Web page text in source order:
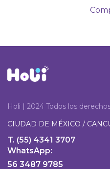
Holi | 2024 Todos los
CIUDAD DE MÉXICO /
T. (55) 4341 3707
WhatsApp:
56 3487 9785